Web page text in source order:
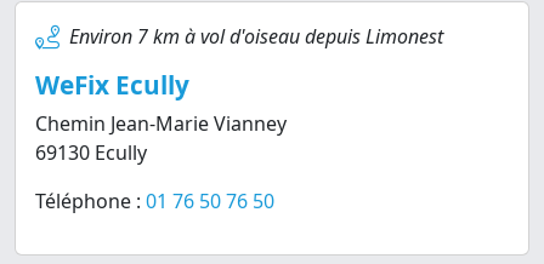
Environ 7 km à vol d'oiseau depuis Limonest
WeFix Ecully
Chemin Jean-Marie Vianney
69130 Ecully
Téléphone : 01 76 50 76 50